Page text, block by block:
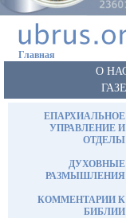
Главная
О
ЕПАРХИАЛЬНОЕ
УПРАВЛЕНИЕ И
ОТДЕЛЫ
ДУХОВНЫЕ
РАЗМЫШЛЕНИЯ
КОММЕНТАРИИ К
БИБЛИИ